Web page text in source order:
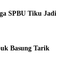
SPBU Tiku Jadi
Basung Tarik